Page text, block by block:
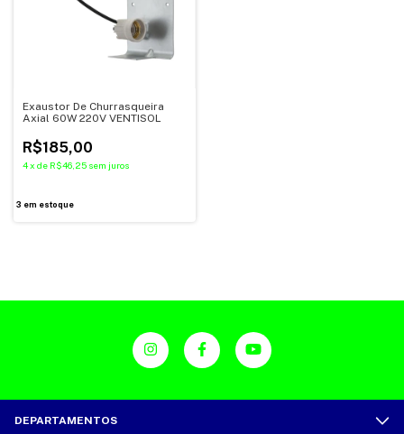
Exaustor De Churrasqueira
Axial 60W 220V VENTISOL
R$185,00
4x de R$46,25 sem juros
3 em estoque
DEPARTAMENTOS